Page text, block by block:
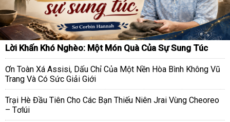
Lời Khấn Khó Nghèo: Một Món Quà Của Sự Sung Túc
Ơn Toàn Xá Assisi, Dấu Chỉ Của Một Nền Hòa Bình Không Vũ
Trang Và Có Sức Giải Giới
Trại Hè Đầu Tiên Cho Các Bạn Thiếu Niên Jrai Vùng Cheoreo
– Tơlúi